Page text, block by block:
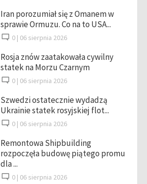
Iran porozumiał się z Omanem w
sprawie Ormuzu. Co na to USA...
0 | 06 sierpnia 2026
Rosja znów zaatakowała cywilny
statek na Morzu Czarnym
0 | 06 sierpnia 2026
Szwedzi ostatecznie wydadzą
Ukrainie statek rosyjskiej flot...
0 | 06 sierpnia 2026
Remontowa Shipbuilding
rozpoczęła budowę piątego promu
dla ...
0 | 06 sierpnia 2026